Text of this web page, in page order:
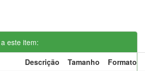
este item:
Descrição Tamanho
Formato